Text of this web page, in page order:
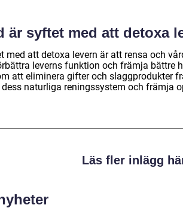
är syftet med att detoxa
med att detoxa levern är att rensa och
leverns funktion och främja bättre
att eliminera gifter och slaggprodukter
dess naturliga reningssystem och främja
Läs fler inlägg